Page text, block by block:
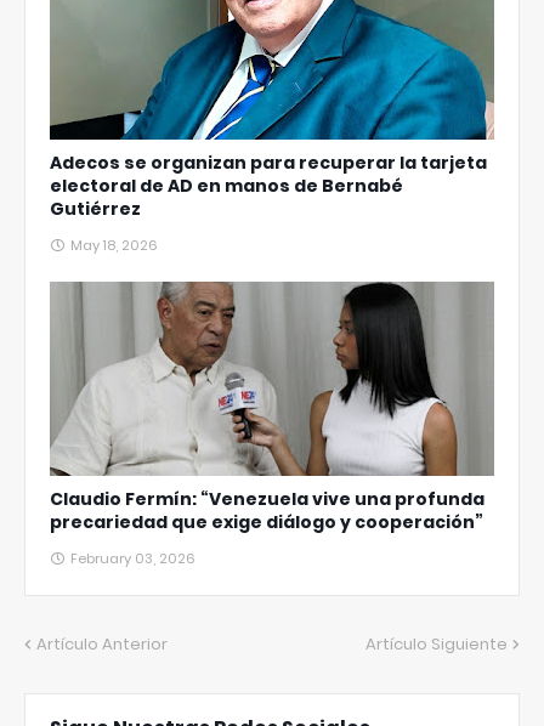
Adecos se organizan para recuperar la tarjeta
electoral de AD en manos de Bernabé
Gutiérrez
May 18, 2026
Claudio Fermín: “Venezuela vive una profunda
precariedad que exige diálogo y cooperación”
February 03, 2026
Artículo Anterior Artículo Siguiente